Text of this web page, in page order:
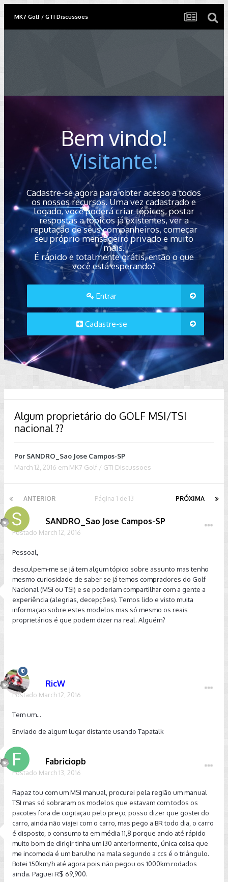
MK7 Golf / GTI Discussoes
Bem vindo!
Visitante!
Cadastre-se agora para obter acesso a todos
os nossos recursos. Uma vez cadastrado e
logado, você poderá criar tópicos, postar
respostas a tópicos já existentes, ver a
reputação de seus companheiros, começar
seu próprio mensageiro privado e muito
mais.
É rápido e totalmente grátis, então o que
você está esperando?
Entrar
Cadastre-se
Algum proprietário do GOLF MSI/TSI
nacional ??
Por SANDRO_Sao Jose Campos-SP
March 12, 2016 em MK7 Golf / GTI Discussoes
ANTERIOR PRÓXIMA
Página 1 de 13
SANDRO_Sao Jose Campos-SP
Postado March 12, 2016
Pessoal,
desculpem-me se já tem algum tópico sobre assunto mas tenho
mesmo curiosidade de saber se já temos compradores do Golf
Nacional (MSI ou TSI) e se poderiam compartilhar com a gente a
experiência (alegrias, decepções). Temos lido e visto muita
informaçao sobre estes modelos mas só mesmo os reais
proprietários é que podem dizer na real. Alguém?
RicW
Postado March 12, 2016
Tem um...
Enviado de algum lugar distante usando Tapatalk
Fabriciopb
Postado March 13, 2016
Rapaz tou com um MSI manual, procurei pela região um manual
TSI mas só sobraram os modelos que estavam com todos os
pacotes fora de cogitação pelo preço, posso dizer que gostei do
carro, ainda não viajei com o carro, mas pego a BR todo dia, o carro
é disposto, o consumo ta em média 11,8 porque ando até rápido
muito bom de dirigir tinha um i30 anteriormente, única coisa que
me incomoda é um barulho na mala segundo a ccs é o triângulo.
Botei 150km/h até agora pois não pegou os 1000km rodados
ainda. Paguei R$ 69,900.